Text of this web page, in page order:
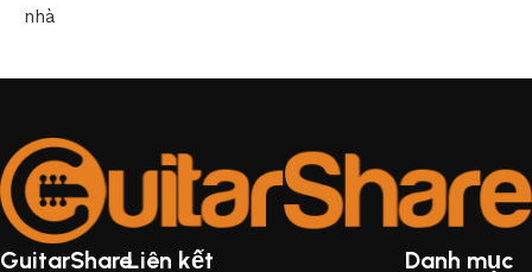
nhà
GuitarShareLiên kết Danh mục